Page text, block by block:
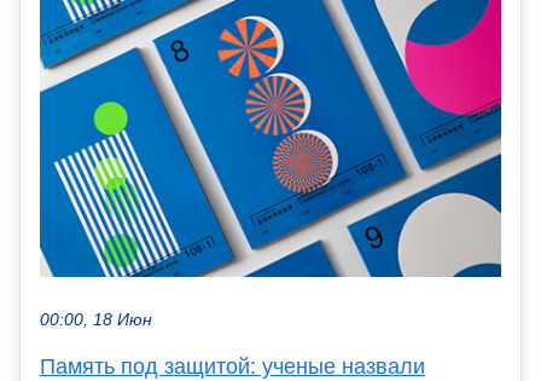
00:00, 18 Июн
Память под защитой: ученые назвали